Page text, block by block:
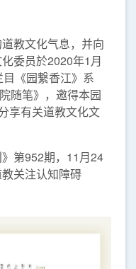
教文化气息，并向
委员於2020年1月
《园繋香江》系
随笔》，邀得本园
享有关道教文化文
第952期，11月24
关注认知障碍